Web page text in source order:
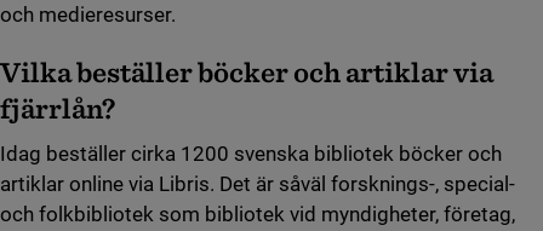
och medieresurser.
Vilka beställer böcker och artiklar via
fjärrlån?
Idag beställer cirka 1200 svenska bibliotek böcker och
artiklar online via Libris. Det är såväl forsknings-, special-
och folkbibliotek som bibliotek vid myndigheter, företag,